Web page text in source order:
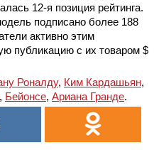
12-я позиция рейтинга.
подписано более 188
активно этим
публикацию с их товаром $
Роналду, Ким Кардашьян,
, Бейонсе, Ариана Гранде.